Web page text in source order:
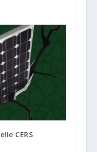
CERS